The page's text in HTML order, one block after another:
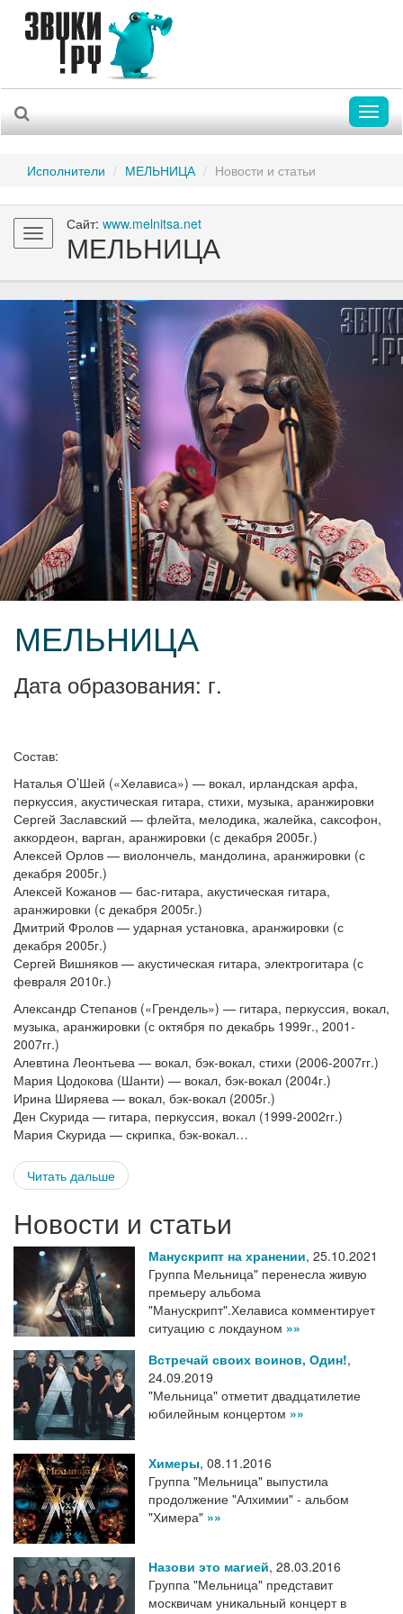
Исполнители МЕЛЬНИЦА Новости и статьи
Toggle
navigation
Сайт: www.melnitsa.net
МЕЛЬНИЦА
МЕЛЬНИЦА
Дата образования: г.
Состав:
Наталья О’Шей («Хелависа») — вокал, ирландская арфа,
перкуссия, акустическая гитара, стихи, музыка, аранжировки
Сергей Заславский — флейта, мелодика, жалейка, саксофон,
аккордеон, варган, аранжировки (с декабря 2005г.)
Алексей Орлов — виолончель, мандолина, аранжировки (с
декабря 2005г.)
Алексей Кожанов — бас-гитара, акустическая гитара,
аранжировки (с декабря 2005г.)
Дмитрий Фролов — ударная установка, аранжировки (с
декабря 2005г.)
Сергей Вишняков — акустическая гитара, электрогитара (с
февраля 2010г.)
Александр Степанов («Грендель») — гитара, перкуссия, вокал,
музыка, аранжировки (с октября по декабрь 1999г., 2001-
2007гг.)
Алевтина Леонтьева — вокал, бэк-вокал, стихи (2006-2007гг.)
Мария Цодокова (Шанти) — вокал, бэк-вокал (2004г.)
Ирина Ширяева — вокал, бэк-вокал (2005г.)
Ден Скурида — гитара, перкуссия, вокал (1999-2002гг.)
Мария Скурида — скрипка, бэк-вокал…
Читать дальше
Новости и статьи
Манускрипт на хранении, 25.10.2021
Группа Мельница" перенесла живую
премьеру альбома
"Манускрипт".Хелависа комментирует
ситуацию с локдауном »»
Встречай своих воинов, Один!,
24.09.2019
"Мельница" отметит двадцатилетие
юбилейным концертом »»
Химеры, 08.11.2016
Группа "Мельница" выпустила
продолжение "Алхимии" - альбом
"Химера" »»
Назови это магией, 28.03.2016
Группа "Мельница" представит
москвичам уникальный концерт в